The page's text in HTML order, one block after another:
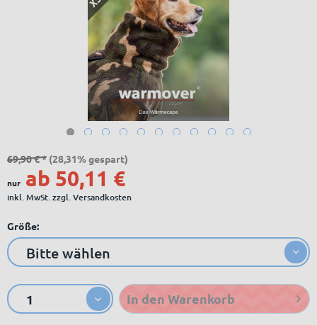
69,90 € * (28,31% gespart)
nur ab 50,11 €
inkl. MwSt.zzgl. Versandkosten
Größe:
In den Warenkorb